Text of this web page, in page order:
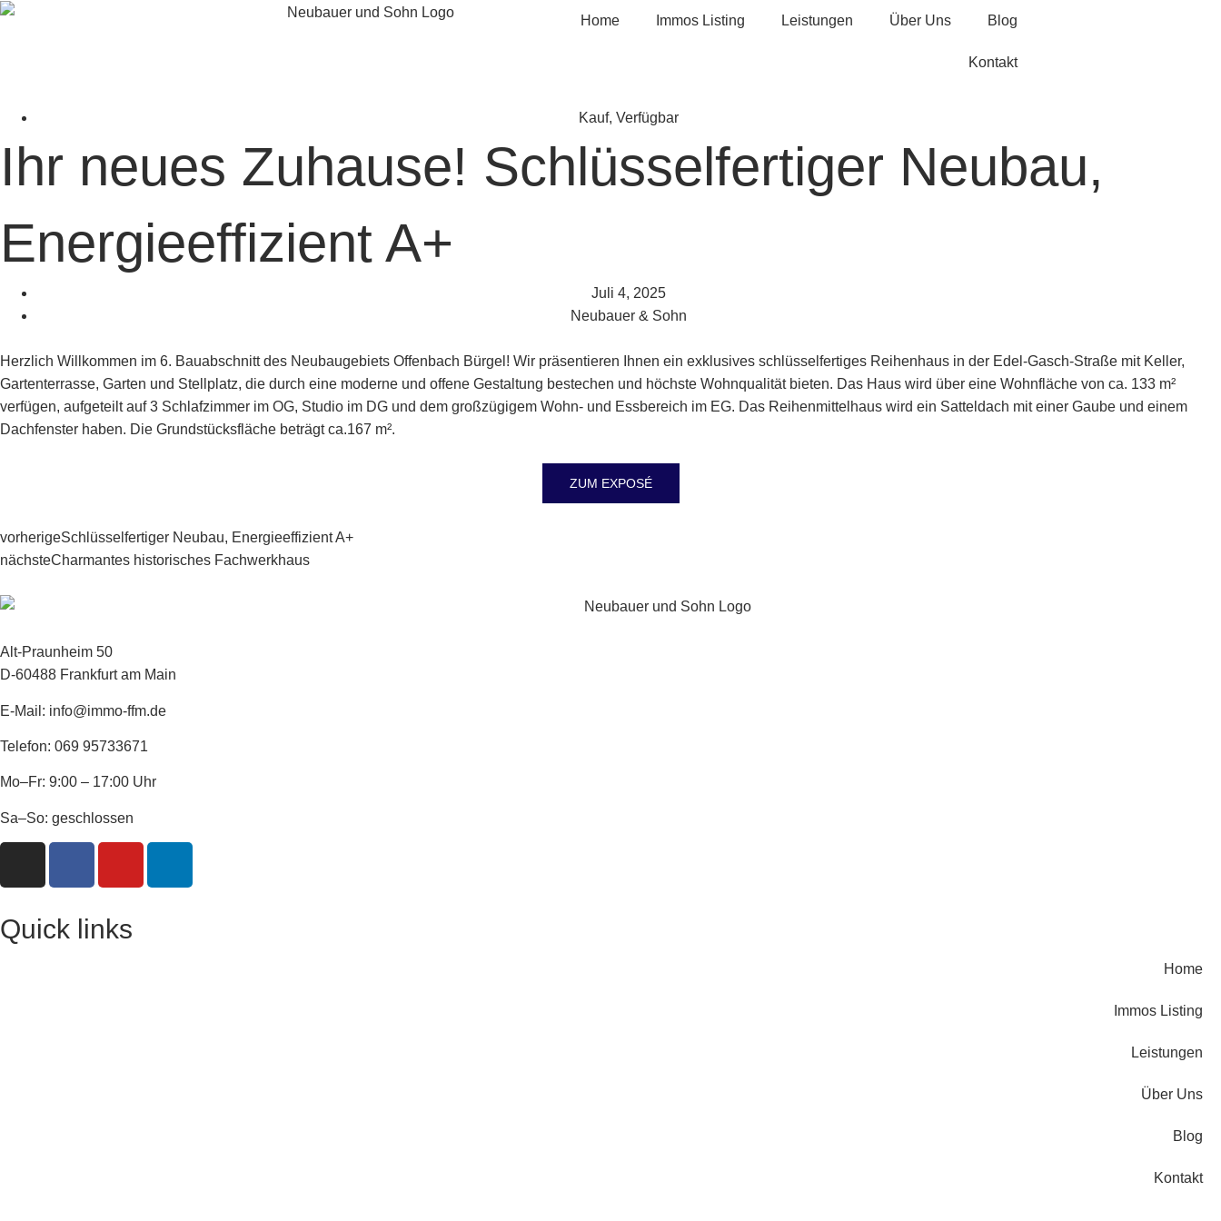
Home Immos Listing Leistungen Über Uns Blog
Kontakt
Kauf, Verfügbar
Ihr neues Zuhause! Schlüsselfertiger Neubau,
Energieeffizient A+
Juli 4, 2025
Neubauer & Sohn
Herzlich Willkommen im 6. Bauabschnitt des Neubaugebiets Offenbach Bürgel! Wir präsentieren Ihnen ein exklusives schlüsselfertiges Reihenhaus in der Edel-Gasch-Straße mit Keller,
Gartenterrasse, Garten und Stellplatz, die durch eine moderne und offene Gestaltung bestechen und höchste Wohnqualität bieten. Das Haus wird über eine Wohnfläche von ca. 133 m²
verfügen, aufgeteilt auf 3 Schlafzimmer im OG, Studio im DG und dem großzügigem Wohn- und Essbereich im EG. Das Reihenmittelhaus wird ein Satteldach mit einer Gaube und einem
Dachfenster haben. Die Grundstücksfläche beträgt ca.167 m².
ZUM EXPOSÉ
vorherigeSchlüsselfertiger Neubau, Energieeffizient A+
nächsteCharmantes historisches Fachwerkhaus
Alt-Praunheim 50
D-60488 Frankfurt am Main
E-Mail: info@immo-ffm.de
Telefon: 069 95733671
Mo–Fr: 9:00 – 17:00 Uhr
Sa–So: geschlossen
Quick links
Home
Immos Listing
Leistungen
Über Uns
Blog
Kontakt